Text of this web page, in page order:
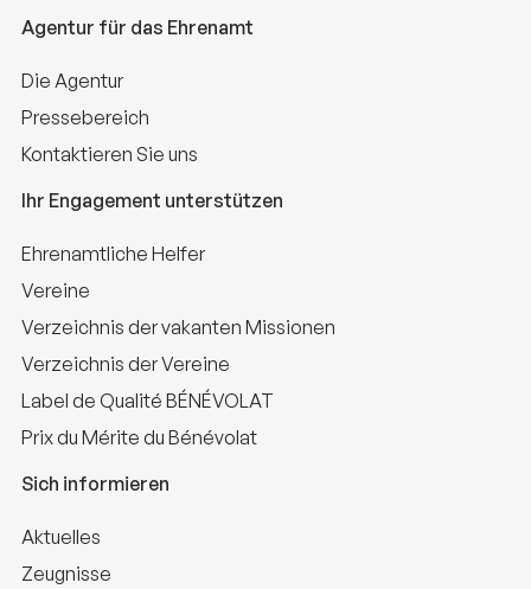
Agentur für das Ehrenamt
Die Agentur
Pressebereich
Kontaktieren Sie uns
Ihr Engagement unterstützen
Ehrenamtliche Helfer
Vereine
Verzeichnis der vakanten Missionen
Verzeichnis der Vereine
Label de Qualité BÉNÉVOLAT
Prix du Mérite du Bénévolat
Sich informieren
Aktuelles
Zeugnisse